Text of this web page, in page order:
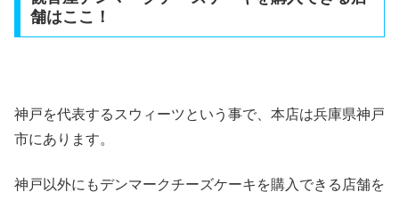
舗はここ！
神戸を代表するスウィーツという事で、本店は兵庫県神戸
市にあります。
神戸以外にもデンマークチーズケーキを購入できる店舗を